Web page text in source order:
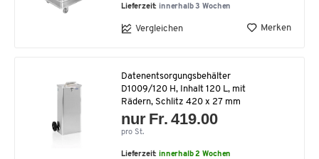
Lieferzeit: innerhalb 3 Wochen
Vergleichen Merken
Datenentsorgungsbehälter
D1009/120 H, Inhalt 120 L, mit
Rädern, Schlitz 420 x 27 mm
nur Fr. 419.00
pro St.
Lieferzeit:innerhalb 2 Wochen